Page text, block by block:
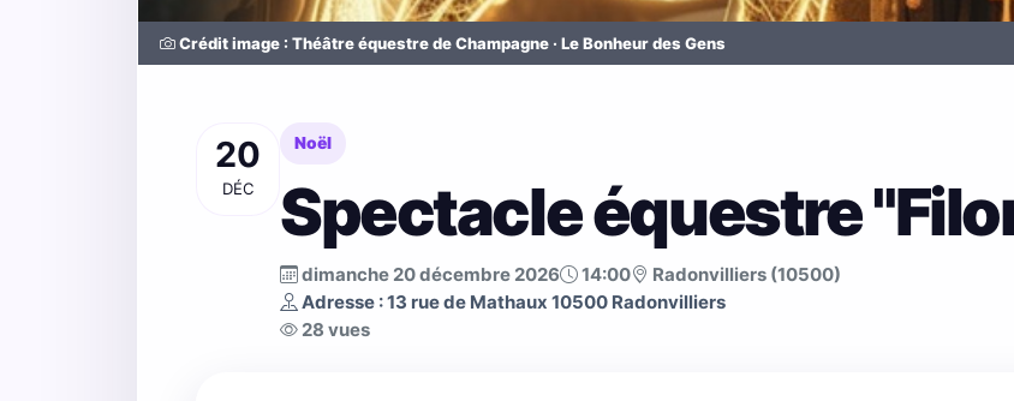
Crédit image : Théâtre équestre de Champagne · Le Bonheur des Gens
20
DÉC
Noël
Spectacle équestre
dimanche 20 décembre 2026 14:00
Radonvilliers (10500)
Adresse : 13 rue de Mathaux 10500 Radonvilliers
28 vues